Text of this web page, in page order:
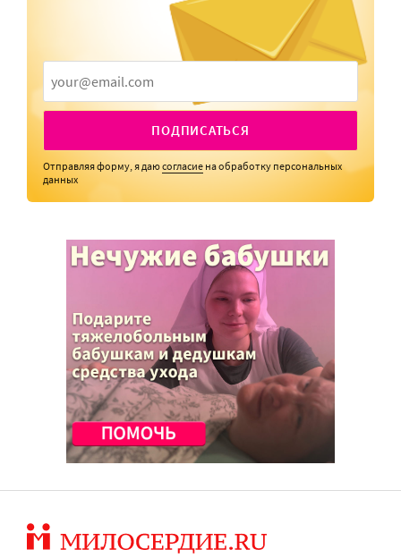
ПОДПИСАТЬСЯ
Отправляя форму, я даюсогласие на обработку персональных
данных